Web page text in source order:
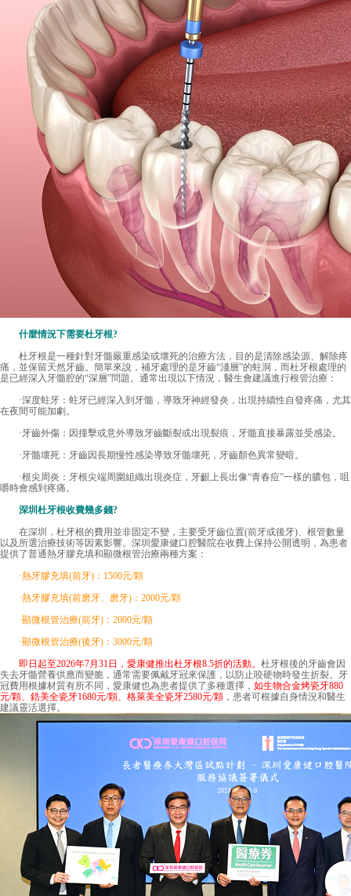
什麼情況下需要杜牙根?
杜牙根是一種針對牙髓嚴重感染或壞死的治療方法，目的是清除感染源、解除疼
痛，並保留天然牙齒。簡單來說，補牙處理的是牙齒“淺層”的蛀洞，而杜牙根處理的
是已經深入牙髓腔的“深層”問題。通常出現以下情況，醫生會建議進行根管治療：
·深度蛀牙：蛀牙已經深入到牙髓，導致牙神經發炎，出現持續性自發疼痛，尤其
在夜間可能加劇。
·牙齒外傷：因撞擊或意外導致牙齒斷裂或出現裂痕，牙髓直接暴露並受感染。
·牙髓壞死：牙齒因長期慢性感染導致牙髓壞死，牙齒顏色異常變暗。
·根尖周炎：牙根尖端周圍組織出現炎症，牙齦上長出像“青春痘”一樣的膿包，咀
嚼時會感到疼痛。
深圳杜牙根收費幾多錢?
在深圳，杜牙根的費用並非固定不變，主要受牙齒位置(前牙或後牙)、根管數量
以及所選治療技術等因素影響。深圳愛康健口腔醫院在收費上保持公開透明，為患者
提供了普通熱牙膠充填和顯微根管治療兩種方案：
·熱牙膠充填(前牙)：1500元/顆
·熱牙膠充填(前磨牙、磨牙)：2000元/顆
·顯微根管治療(前牙)：2000元/顆
·顯微根管治療(後牙)：3000元/顆
即日起至2026年7月31日，愛康健推出杜牙根8.5折的活動。 杜牙根後的牙齒會因
失去牙髓營養供應而變脆，通常需要佩戴牙冠來保護，以防止咬硬物時發生折裂。牙
冠費用根據材質有所不同，愛康健也為患者提供了多種選擇， 如生物合金烤瓷牙880
元/顆、鋯美全瓷牙1680元/顆、格萊美全瓷牙2580元/顆 ，患者可根據自身情況和醫生
建議靈活選擇。